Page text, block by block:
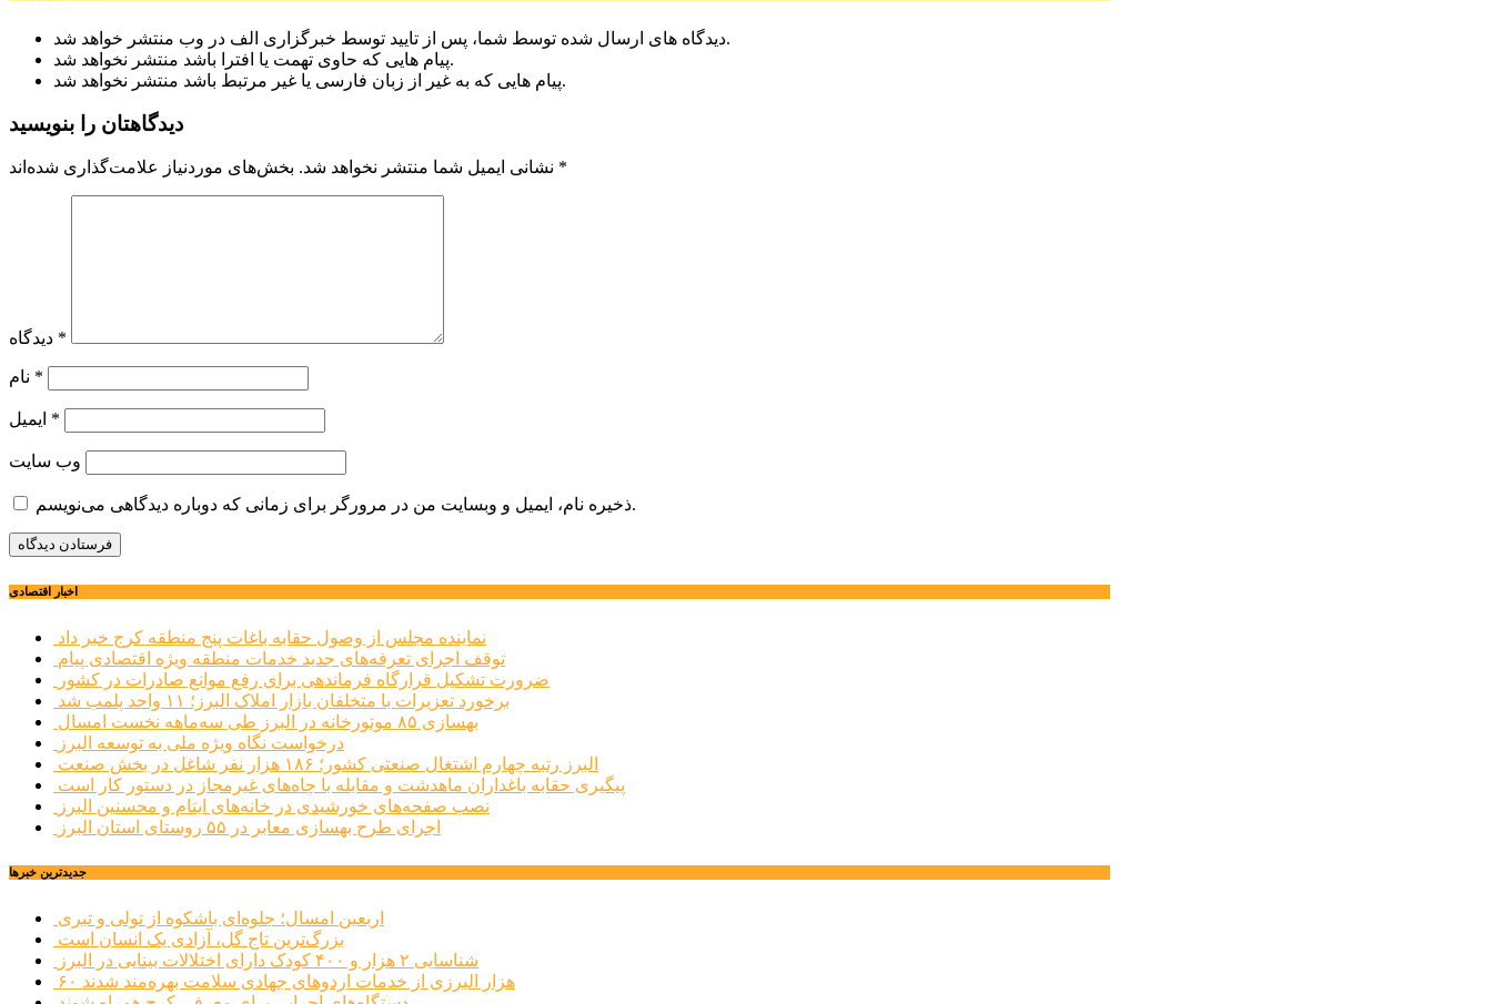
دیدگاه های ارسال شده توسط شما، پس از تایید توسط خبرگزاری الف در وب منتشر خواهد شد.
پیام هایی که حاوی تهمت یا افترا باشد منتشر نخواهد شد.
پیام هایی که به غیر از زبان فارسی یا غیر مرتبط باشد منتشر نخواهد شد.
دیدگاهتان را بنویسید
نشانی ایمیل شما منتشر نخواهد شد. *
*
*
*
وب‌ سایت
ذخیره نام، ایمیل و وبسایت من در مرورگر برای زمانی که دوباره دیدگاهی می‌نویسم.
اخبار اقتصادی
نماینده مجلس از وصول حقابه باغات پنج منطقه کرج خبر داد
توقف اجرای تعرفه‌های جدید خدمات منطقه ویژه اقتصادی پیام
ضرورت تشکیل قرارگاه فرماندهی برای رفع موانع صادرات در کشور
برخورد تعزیرات با متخلفان بازار املاک البرز؛ ۱۱ واحد پلمب شد
بهسازی ۸۵ موتورخانه در البرز طی سه‌ماهه نخست امسال
درخواست نگاه ویژه ملی به توسعه البرز
البرز رتبه چهارم اشتغال صنعتی کشور؛ ۱۸۶ هزار نفر شاغل در بخش صنعت
پیگیری حقابه باغداران ماهدشت و مقابله با چاه‌های غیرمجاز در دستور کار است
نصب صفحه‌های خورشیدی در خانه‌های ایتام و محسنین البرز
اجرای طرح بهسازی معابر در ۵۵ روستای استان البرز
جديدترين خبرها
اربعین امسال؛ جلوه‌ای باشکوه از تولی و تبری
بزرگ‌ترین تاج گل، آزادی یک انسان است
شناسایی ۲ هزار و ۴۰۰ کودک دارای اختلالات بینایی در البرز
۶۰ هزار البرزی از خدمات اردوهای جهادی سلامت بهره‌مند شدند